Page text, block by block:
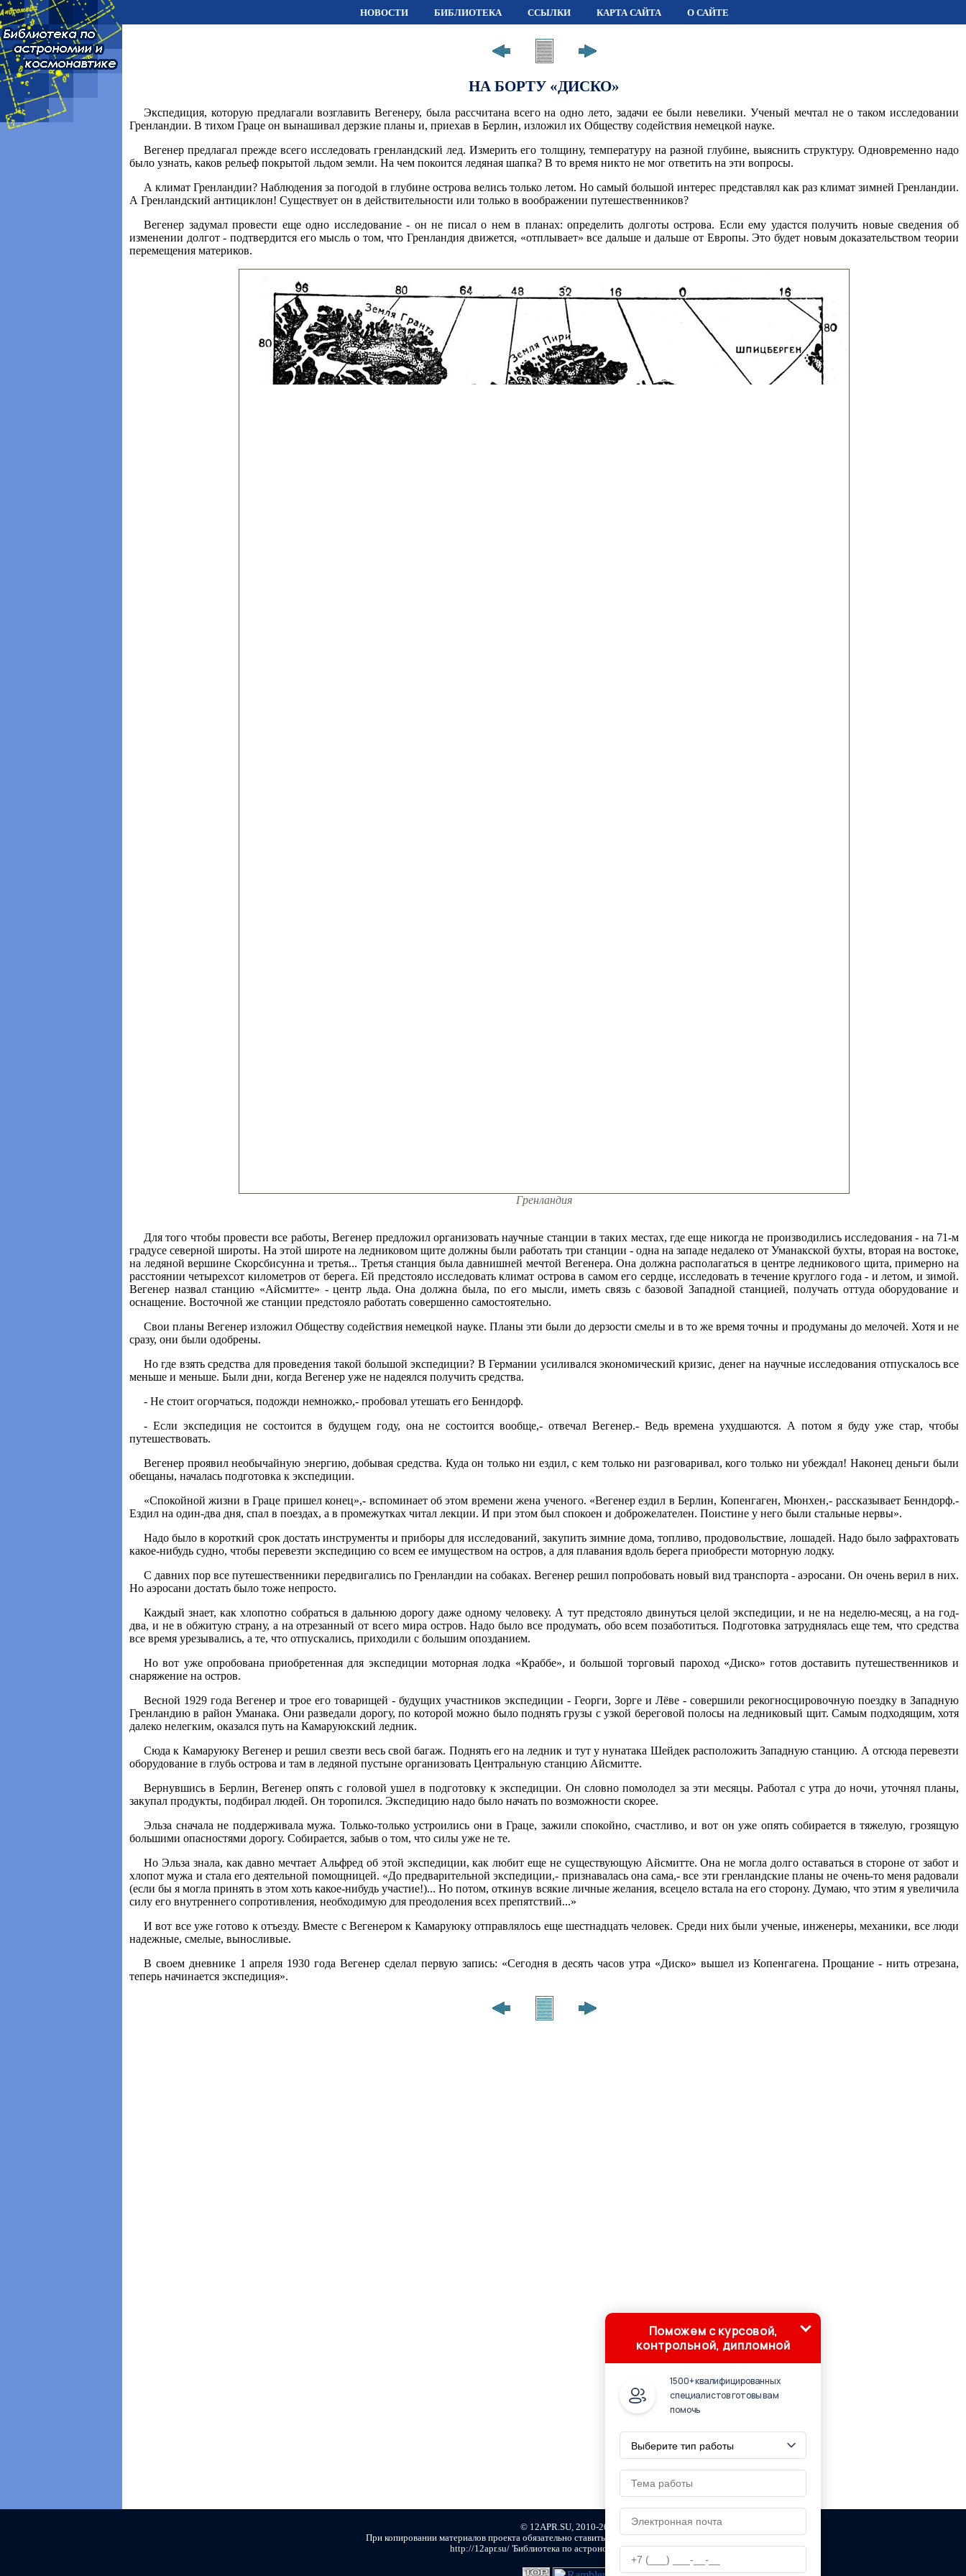
НОВОСТИ БИБЛИОТЕКА ССЫЛКИ КАРТА САЙТА О САЙТЕ
НА БОРТУ «ДИСКО»
Экспедиция, которую предлагали возглавить Вегенеру, была рассчитана всего на одно лето, задачи ее были невелики. Ученый мечтал не о таком исследовании
Гренландии. В тихом Граце он вынашивал дерзкие планы и, приехав в Берлин, изложил их Обществу содействия немецкой науке.
Вегенер предлагал прежде всего исследовать гренландский лед. Измерить его толщину, температуру на разной глубине, выяснить структуру. Одновременно надо
было узнать, каков рельеф покрытой льдом земли. На чем покоится ледяная шапка? В то время никто не мог ответить на эти вопросы.
А климат Гренландии? Наблюдения за погодой в глубине острова велись только летом. Но самый большой интерес представлял как раз климат зимней Гренландии.
А Гренландский антициклон! Существует он в действительности или только в воображении путешественников?
Вегенер задумал провести еще одно исследование - он не писал о нем в планах: определить долготы острова. Если ему удастся получить новые сведения об
изменении долгот - подтвердится его мысль о том, что Гренландия движется, «отплывает» все дальше и дальше от Европы. Это будет новым доказательством теории
перемещения материков.
Гренландия
Для того чтобы провести все работы, Вегенер предложил организовать научные станции в таких местах, где еще никогда не производились исследования - на 71-м
градусе северной широты. На этой широте на ледниковом щите должны были работать три станции - одна на западе недалеко от Уманакской бухты, вторая на востоке,
на ледяной вершине Скорсбисунна и третья... Третья станция была давнишней мечтой Вегенера. Она должна располагаться в центре ледникового щита, примерно на
расстоянии четырехсот километров от берега. Ей предстояло исследовать климат острова в самом его сердце, исследовать в течение круглого года - и летом, и зимой.
Вегенер назвал станцию «Айсмитте» - центр льда. Она должна была, по его мысли, иметь связь с базовой Западной станцией, получать оттуда оборудование и
оснащение. Восточной же станции предстояло работать совершенно самостоятельно.
Свои планы Вегенер изложил Обществу содействия немецкой науке. Планы эти были до дерзости смелы и в то же время точны и продуманы до мелочей. Хотя и не
сразу, они были одобрены.
Но где взять средства для проведения такой большой экспедиции? В Германии усиливался экономический кризис, денег на научные исследования отпускалось все
меньше и меньше. Были дни, когда Вегенер уже не надеялся получить средства.
- Не стоит огорчаться, подожди немножко,- пробовал утешать его Бенндорф.
- Если экспедиция не состоится в будущем году, она не состоится вообще,- отвечал Вегенер.- Ведь времена ухудшаются. А потом я буду уже стар, чтобы
путешествовать.
Вегенер проявил необычайную энергию, добывая средства. Куда он только ни ездил, с кем только ни разговаривал, кого только ни убеждал! Наконец деньги были
обещаны, началась подготовка к экспедиции.
«Спокойной жизни в Граце пришел конец»,- вспоминает об этом времени жена ученого. «Вегенер ездил в Берлин, Копенгаген, Мюнхен,- рассказывает Бенндорф.-
Ездил на один-два дня, спал в поездах, а в промежутках читал лекции. И при этом был спокоен и доброжелателен. Поистине у него были стальные нервы».
Надо было в короткий срок достать инструменты и приборы для исследований, закупить зимние дома, топливо, продовольствие, лошадей. Надо было зафрахтовать
какое-нибудь судно, чтобы перевезти экспедицию со всем ее имуществом на остров, а для плавания вдоль берега приобрести моторную лодку.
С давних пор все путешественники передвигались по Гренландии на собаках. Вегенер решил попробовать новый вид транспорта - аэросани. Он очень верил в них.
Но аэросани достать было тоже непросто.
Каждый знает, как хлопотно собраться в дальнюю дорогу даже одному человеку. А тут предстояло двинуться целой экспедиции, и не на неделю-месяц, а на год-
два, и не в обжитую страну, а на отрезанный от всего мира остров. Надо было все продумать, обо всем позаботиться. Подготовка затруднялась еще тем, что средства
все время урезывались, а те, что отпускались, приходили с большим опозданием.
Но вот уже опробована приобретенная для экспедиции моторная лодка «Краббе», и большой торговый пароход «Диско» готов доставить путешественников и
снаряжение на остров.
Весной 1929 года Вегенер и трое его товарищей - будущих участников экспедиции - Георги, Зорге и Лёве - совершили рекогносцировочную поездку в Западную
Гренландию в район Уманака. Они разведали дорогу, по которой можно было поднять грузы с узкой береговой полосы на ледниковый щит. Самым подходящим, хотя
далеко нелегким, оказался путь на Камаруюкский ледник.
Сюда к Камаруюку Вегенер и решил свезти весь свой багаж. Поднять его на ледник и тут у нунатака Шейдек расположить Западную станцию. А отсюда перевезти
оборудование в глубь острова и там в ледяной пустыне организовать Центральную станцию Айсмитте.
Вернувшись в Берлин, Вегенер опять с головой ушел в подготовку к экспедиции. Он словно помолодел за эти месяцы. Работал с утра до ночи, уточнял планы,
закупал продукты, подбирал людей. Он торопился. Экспедицию надо было начать по возможности скорее.
Эльза сначала не поддерживала мужа. Только-только устроились они в Граце, зажили спокойно, счастливо, и вот он уже опять собирается в тяжелую, грозящую
большими опасностями дорогу. Собирается, забыв о том, что силы уже не те.
Но Эльза знала, как давно мечтает Альфред об этой экспедиции, как любит еще не существующую Айсмитте. Она не могла долго оставаться в стороне от забот и
хлопот мужа и стала его деятельной помощницей. «До предварительной экспедиции,- признавалась она сама,- все эти гренландские планы не очень-то меня радовали
(если бы я могла принять в этом хоть какое-нибудь участие!)... Но потом, откинув всякие личные желания, всецело встала на его сторону. Думаю, что этим я увеличила
силу его внутреннего сопротивления, необходимую для преодоления всех препятствий...»
И вот все уже готово к отъезду. Вместе с Вегенером к Камаруюку отправлялось еще шестнадцать человек. Среди них были ученые, инженеры, механики, все люди
надежные, смелые, выносливые.
В своем дневнике 1 апреля 1930 года Вегенер сделал первую запись: «Сегодня в десять часов утра «Диско» вышел из Копенгагена. Прощание - нить отрезана,
теперь начинается экспедиция».
© 12APR.SU, 2010-2021
При копировании материалов проекта обязательно ставить активную ссылку на страницу источник:
http://12apr.su/ 'Библиотека по астрономии и космонавтике'
Поможем с курсовой,
контрольной, дипломной
1500+ квалифицированных
специалистов готовы вам
помочь